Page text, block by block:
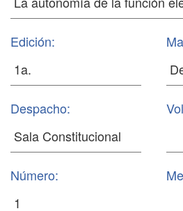
Edición:
Despacho:
Número: